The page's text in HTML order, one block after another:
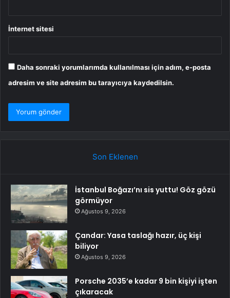
İnternet sitesi
Daha sonraki yorumlarımda kullanılması için adım, e-posta
adresim ve site adresim bu tarayıcıya kaydedilsin.
Son Eklenen
İstanbul Boğazı’nı sis yuttu! Göz gözü
görmüyor
Ağustos 9, 2026
Çandar: Yasa taslağı hazır, üç kişi
biliyor
Ağustos 9, 2026
Porsche 2035’e kadar 9 bin kişiyi işten
çıkaracak